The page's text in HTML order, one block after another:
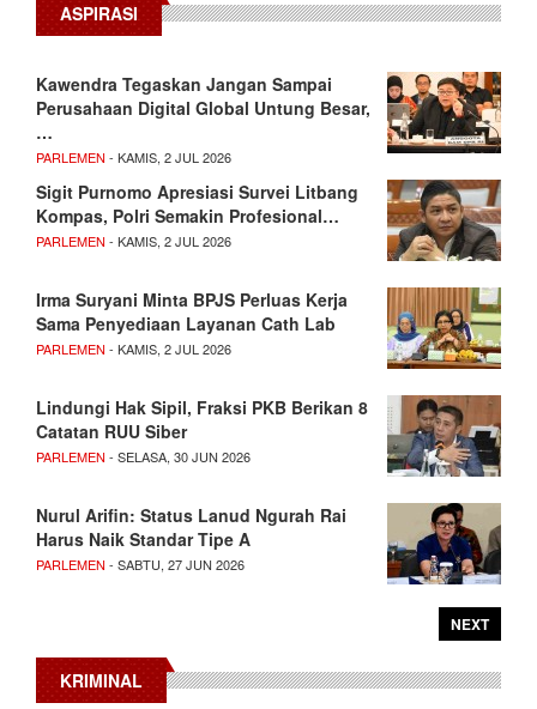
ASPIRASI
Kawendra Tegaskan Jangan Sampai
Perusahaan Digital Global Untung Besar,
…
PARLEMEN - KAMIS, 2 JUL 2026
Sigit Purnomo Apresiasi Survei Litbang
Kompas, Polri Semakin Profesional…
PARLEMEN - KAMIS, 2 JUL 2026
Irma Suryani Minta BPJS Perluas Kerja
Sama Penyediaan Layanan Cath Lab
PARLEMEN - KAMIS, 2 JUL 2026
Lindungi Hak Sipil, Fraksi PKB Berikan 8
Catatan RUU Siber
PARLEMEN - SELASA, 30 JUN 2026
Nurul Arifin: Status Lanud Ngurah Rai
Harus Naik Standar Tipe A
PARLEMEN - SABTU, 27 JUN 2026
NEXT
KRIMINAL